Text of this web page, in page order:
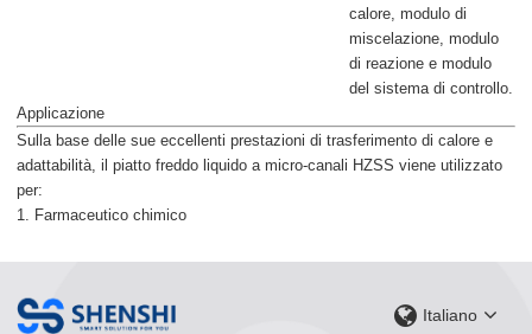
calore, modulo di
miscelazione, modulo
di reazione e modulo
del sistema di controllo.
Applicazione
Sulla base delle sue eccellenti prestazioni di trasferimento di calore e
adattabilità, il piatto freddo liquido a micro-canali HZSS viene utilizzato
per:
1. Farmaceutico chimico
Italiano